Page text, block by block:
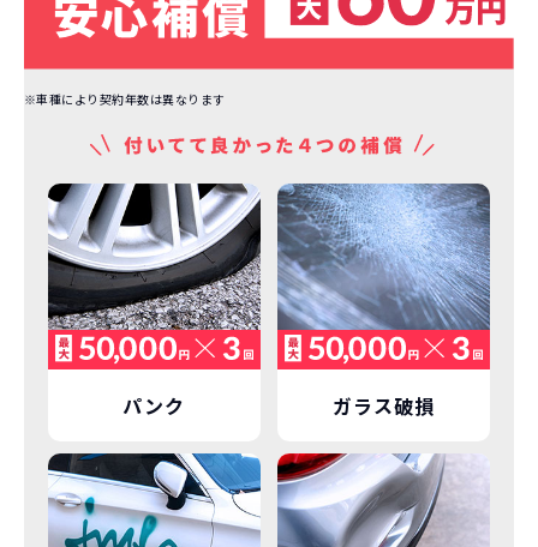
お車を返却いただく
必要があるため
通常のカーリースの場合、そのまま継続
しかし、NORIDOKIの場合は、車両を必
ず返却していただくことを前提とするこ
とで「超低価格」を実現しています。
新型の新車に 定期的に乗換
車はだいたい３年くらいで飽きると言わ
れています。
もちろん、その人によりますが、最新型
車に常に乗り続けられるのは気持ちよ
く、人にも自慢できます！
維持にかかる、毎年の｢自動車税｣はコミ
コミ。3年契約なので通常車検時にかかる
｢自動車重量税｣、｢自賠責保険料｣「整備
※車種により契約年数は異なります
パンク ガラス破損